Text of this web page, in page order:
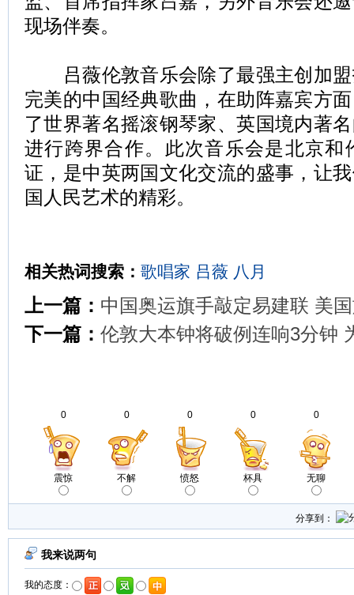
现场伴奏。
吕薇伦敦音乐会除了最强主创加盟
完美的中国经典歌曲，在助阵嘉宾方
了世界著名摇滚钢琴家、英国境内著
进行跨界合作。此次音乐会是北京和
证，是中英两国文化交流的盛事，让
国人民艺术的精彩。
相关热词搜索： 歌唱家 吕薇 八月
上一篇： 中国奥运旗手敲定易建联 美
下一篇： 伦敦大本钟将破例连响3分钟
0
震惊
0
不解
0
愤怒
0
杯具
0
无聊
分享到：